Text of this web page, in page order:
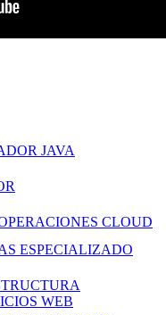
JAVA
CLOUD
ESPECIALIZADO
WEB